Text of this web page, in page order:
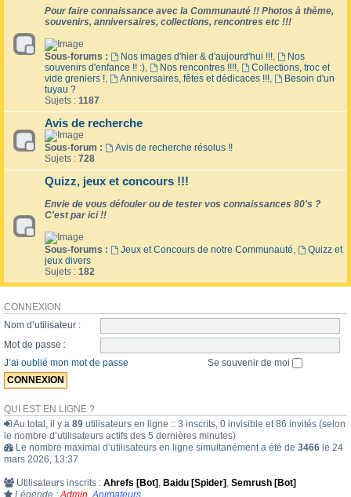
Pour faire connaissance avec la Communauté !! Photos à thème,
souvenirs, anniversaires, collections, rencontres etc !!!
Sous-forums : Nos images d'hier & d'aujourd'hui !!!,
Nos
souvenirs d'enfance !! :), Nos rencontres !!!!,
Collections, troc et
vide greniers !, Anniversaires, fêtes et dédicaces !!!,
Besoin d'un
tuyau ?
Sujets : 1187
Avis de recherche
Sous-forum :
Avis de recherche résolus !!
Sujets : 728
Quizz, jeux et concours !!!
Envie de vous défouler ou de tester vos connaissances 80's ?
C'est par ici !!
Sous-forums : Jeux et Concours de notre Communauté,
Quizz et
jeux divers
Sujets : 182
CONNEXION
Nom d’utilisateur :
Mot de passe :
J’ai oublié mon mot de passe
Se souvenir de moi
QUI EST EN LIGNE ?
Au total, il y a 89 utilisateurs en ligne :: 3 inscrits, 0 invisible et 86 invités (selon
le nombre d’utilisateurs actifs des 5 dernières minutes)
Le nombre maximal d’utilisateurs en ligne simultanément a été de 3466 le 24
mars 2026, 13:37
Utilisateurs inscrits : Ahrefs [Bot] , Baidu [Spider] , Semrush [Bot]
Légende : Admin Animateurs